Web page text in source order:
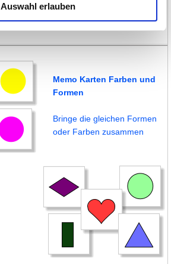
Auswahl erlauben
Memo Karten Farben und
Formen
Bringe die gleichen Formen
oder Farben zusammen